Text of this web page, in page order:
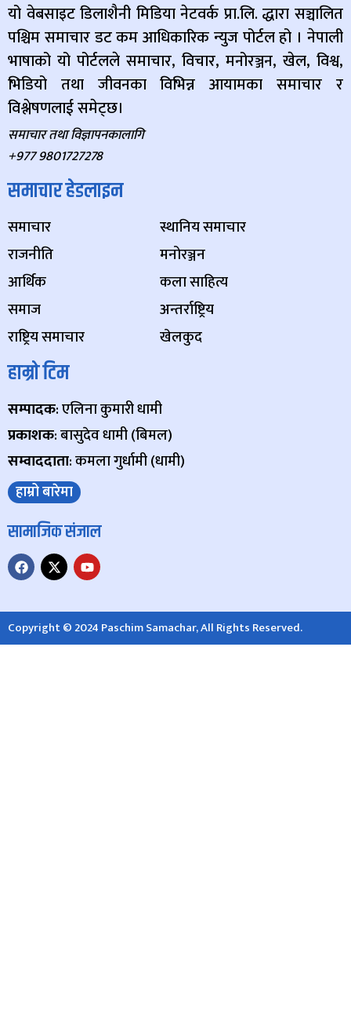
यो वेबसाइट डिलाशैनी मिडिया नेटवर्क प्रा.लि. द्धारा सञ्चालित
पश्चिम समाचार डट कम आधिकारिक न्युज पोर्टल हो । नेपाली
भाषाको यो पोर्टलले समाचार, विचार, मनोरञ्जन, खेल, विश्व,
भिडियो तथा जीवनका विभिन्न आयामका समाचार र
विश्लेषणलाई समेट्छ।
समाचार तथा विज्ञापनकालागि
+977 9801727278
समाचार हेडलाइन
समाचार
राजनीति
आर्थिक
समाज
राष्ट्रिय समाचार
स्थानिय समाचार
मनोरञ्जन
कला साहित्य
अन्तर्राष्ट्रिय
खेलकुद
हाम्रो टिम
सम्पादक: एलिना कुमारी धामी
प्रकाशक: बासुदेव धामी (बिमल)
सम्वाददाता: कमला गुर्धामी (धामी)
हाम्रो बारेमा
सामाजिक संजाल
Copyright © 2024 Paschim Samachar, All Rights Reserved.